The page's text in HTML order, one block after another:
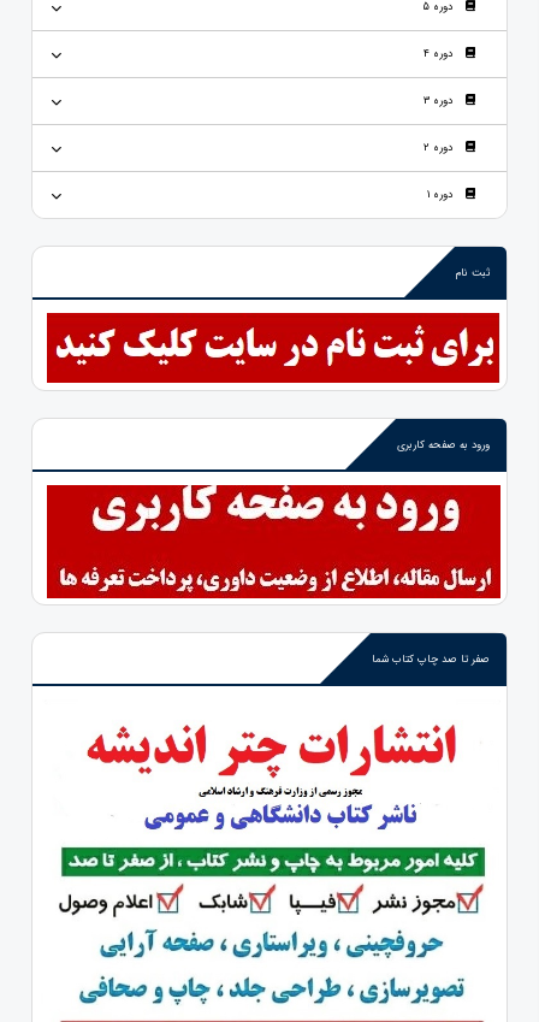
دوره 5
دوره 4
دوره 3
دوره 2
دوره 1
ثبت نام
ورود به صفحه کاربری
صفر تا صد چاپ کتاب شما